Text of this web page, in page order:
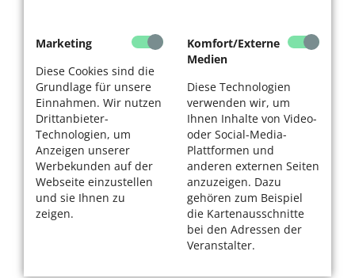
Marketing
Diese Cookies sind die
Grundlage für unsere
Einnahmen. Wir nutzen
Drittanbieter-
Technologien, um
Anzeigen unserer
Werbekunden auf der
Webseite einzustellen
und sie Ihnen zu
zeigen.
Komfort/Externe
Medien
Diese Technologien
verwenden wir, um
Ihnen Inhalte von Video-
oder Social-Media-
Plattformen und
anderen externen Seiten
anzuzeigen. Dazu
gehören zum Beispiel
die Kartenausschnitte
bei den Adressen der
Veranstalter.